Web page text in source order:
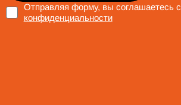
Отправляя форму, вы соглашаетесь с
конфиденциальности